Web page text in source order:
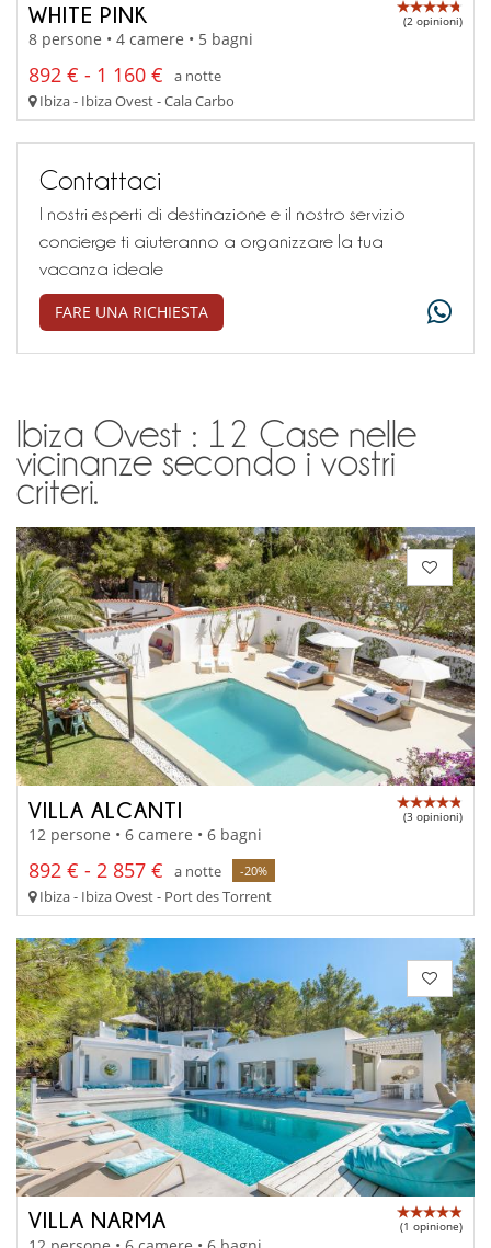
WHITE PINK (2 opinioni)
8 persone • 4 camere • 5 bagni
892 € - 1 160 €
a notte
Ibiza - Ibiza Ovest - Cala Carbo
Contattaci
I nostri esperti di destinazione e il nostro servizio
concierge ti aiuteranno a organizzare la tua
vacanza ideale
FARE UNA RICHIESTA
Ibiza Ovest : 12 Case nelle
vicinanze secondo i vostri
criteri.
VILLA ALCANTI (3 opinioni)
12 persone • 6 camere • 6 bagni
892 € - 2 857 € a notte -20%
Ibiza - Ibiza Ovest - Port des Torrent
VILLA NARMA (1 opinione)